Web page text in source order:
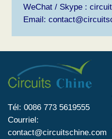
WeChat / Skype :
Email:
Tél: 0086 773 5619555
Courriel:
contact@circuitschine.com